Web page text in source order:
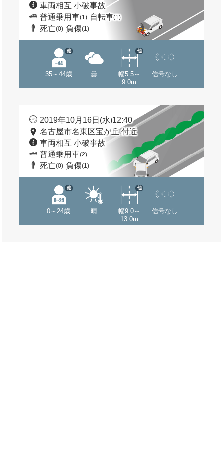
車両相互 小破事故
普通乗用車(1) 自転車(1)
死亡(0) 負傷(1)
35～44歳
他
曇
幅5.5～
9.0m
他
信号なし
2019年10月16日(水)12:40
名古屋市名東区宝が丘 付近
車両相互 小破事故
普通乗用車(2)
死亡(0) 負傷(1)
0～24歳
他
晴
幅9.0～
13.0m
他
信号なし